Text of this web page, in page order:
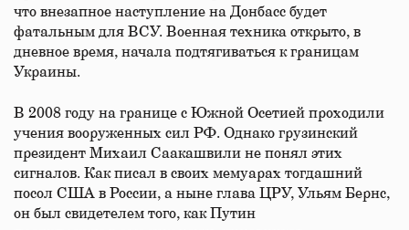
что внезапное наступление на Донбасс будет
фатальным для ВСУ. Военная техника открыто, в
дневное время, начала подтягиваться к границам
Украины.
В 2008 году на границе с Южной Осетией проходили
учения вооруженных сил РФ. Однако грузинский
президент Михаил Саакашвили не понял этих
сигналов. Как писал в своих мемуарах тогдашний
посол США в России, а ныне глава ЦРУ, Ульям Бернс,
он был свидетелем того, как Путин